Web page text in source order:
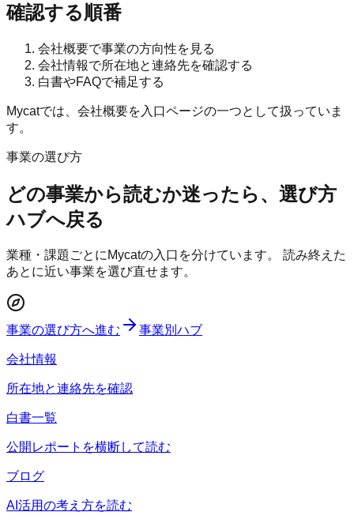
確認する順番
会社概要で事業の方向性を見る
会社情報で所在地と連絡先を確認する
白書やFAQで補足する
Mycatでは、会社概要を入口ページの一つとして扱っていま
す。
事業の選び方
どの事業から読むか迷ったら、選び方
ハブへ戻る
業種・課題ごとにMycatの入口を分けています。 読み終えた
あとに近い事業を選び直せます。
事業の選び方へ進む 事業別ハブ
会社情報
所在地と連絡先を確認
白書一覧
公開レポートを横断して読む
ブログ
AI活用の考え方を読む